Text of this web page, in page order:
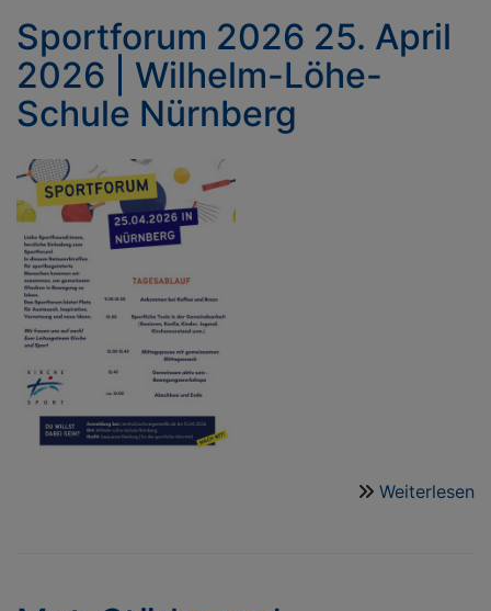
Sportforum 2026 25. April
2026 | Wilhelm-Löhe-
Schule Nürnberg
Weiterlesen